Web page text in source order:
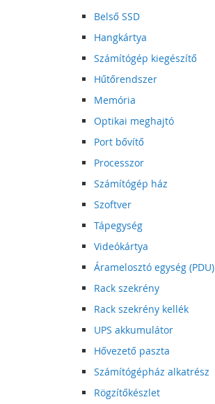
Belső SSD
Hangkártya
Számítógép kiegészítő
Hűtőrendszer
Memória
Optikai meghajtó
Port bővítő
Processzor
Számítógép ház
Szoftver
Tápegység
Videókártya
Áramelosztó egység (PDU)
Rack szekrény
Rack szekrény kellék
UPS akkumulátor
Hővezető paszta
Számítógépház alkatrész
Rögzítőkészlet